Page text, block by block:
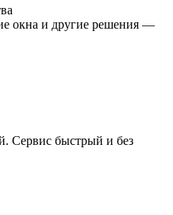
окна и другие решения —
Сервис быстрый и без